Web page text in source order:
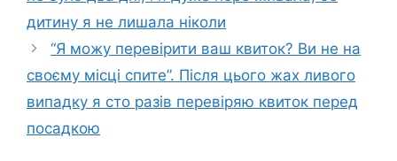
дитину я не лишала ніколи
“Я можу перевірити ваш квиток? Ви не на
своєму місці спите”. Після цього жах ливого
випадку я сто разів перевіряю квиток перед
посадкою